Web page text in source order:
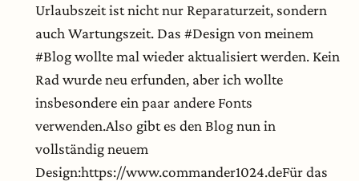
Urlaubszeit ist nicht nur Reparaturzeit, sondern
auch Wartungszeit. Das #Design von meinem
#Blog wollte mal wieder aktualisiert werden. Kein
Rad wurde neu erfunden, aber ich wollte
insbesondere ein paar andere Fonts
verwenden.Also gibt es den Blog nun in
vollständig neuem
Design:https://www.commander1024.deFür das